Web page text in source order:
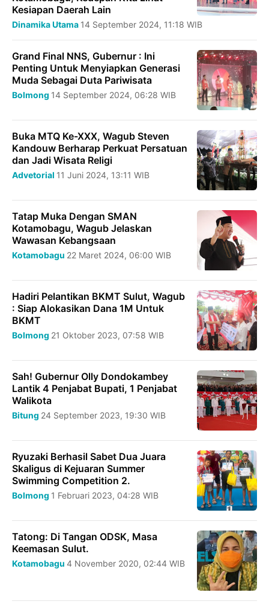
Kesiapan Daerah Lain
DinamikaUtama 14 September 2024, 11:18 WIB
Grand Final NNS, Gubernur : Ini
Penting Untuk Menyiapkan Generasi
Muda Sebagai Duta Pariwisata
Bolmong 14 September 2024, 06:28 WIB
Buka MTQ Ke-XXX, Wagub Steven
Kandouw Berharap Perkuat Persatuan
dan Jadi Wisata Religi
Advetorial 11 Juni 2024, 13:11 WIB
Tatap Muka Dengan SMAN
Kotamobagu, Wagub Jelaskan
Wawasan Kebangsaan
Kotamobagu 22 Maret 2024, 06:00 WIB
Hadiri Pelantikan BKMT Sulut, Wagub
: Siap Alokasikan Dana 1M Untuk
BKMT
Bolmong 21 Oktober 2023, 07:58 WIB
Sah! Gubernur Olly Dondokambey
Lantik 4 Penjabat Bupati, 1 Penjabat
Walikota
Bitung 24 September 2023, 19:30 WIB
Ryuzaki Berhasil Sabet Dua Juara
Skaligus di Kejuaran Summer
Swimming Competition 2.
Bolmong 1 Februari 2023, 04:28 WIB
Tatong: Di Tangan ODSK, Masa
Keemasan Sulut.
Kotamobagu 4 November 2020, 02:44 WIB